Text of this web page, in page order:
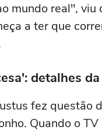
mundo real",
a ter que
detalhes
fez questão
Quando o TV